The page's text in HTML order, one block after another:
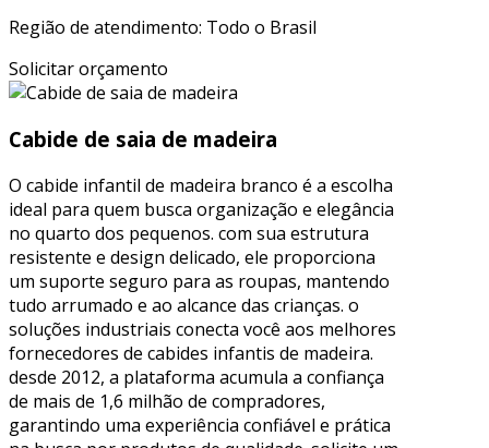
Região de atendimento: Todo o Brasil
Solicitar orçamento
Cabide de saia de madeira
O cabide infantil de madeira branco é a escolha
ideal para quem busca organização e elegância
no quarto dos pequenos. com sua estrutura
resistente e design delicado, ele proporciona
um suporte seguro para as roupas, mantendo
tudo arrumado e ao alcance das crianças. o
soluções industriais conecta você aos melhores
fornecedores de cabides infantis de madeira.
desde 2012, a plataforma acumula a confiança
de mais de 1,6 milhão de compradores,
garantindo uma experiência confiável e prática